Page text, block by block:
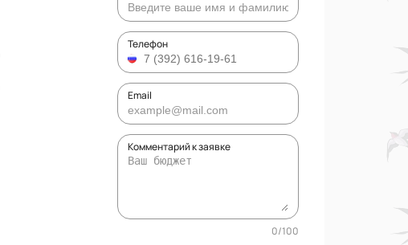
Телефон
Email
Комментарий к заявке
0/100